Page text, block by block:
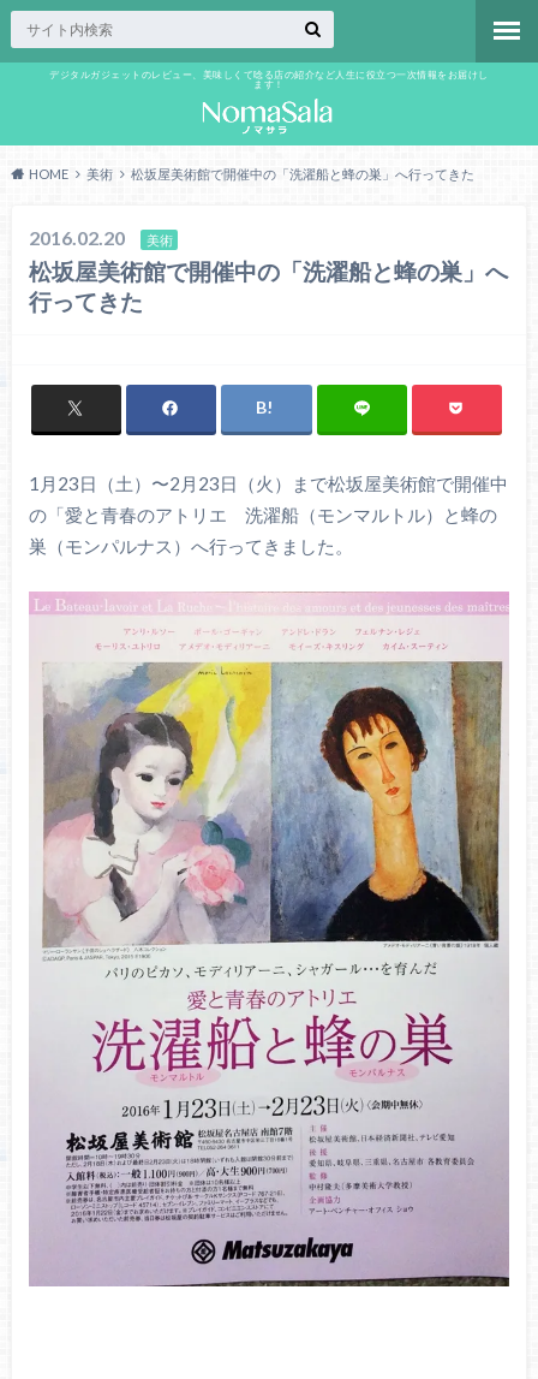
デジタルガジェットのレビュー、美味しくて唸る店の紹介など人生に役立つ一次情報をお届けし
ます！
HOME 美術 松坂屋美術館で開催中の「洗濯船と蜂の巣」へ行ってきた
2016.02.20 美術
松坂屋美術館で開催中の「洗濯船と蜂の巣」へ
行ってきた
1月23日（土）〜2月23日（火）まで松坂屋美術館で開催中
の「愛と青春のアトリエ 洗濯船（モンマルトル）と蜂の
巣（モンパルナス）へ行ってきました。